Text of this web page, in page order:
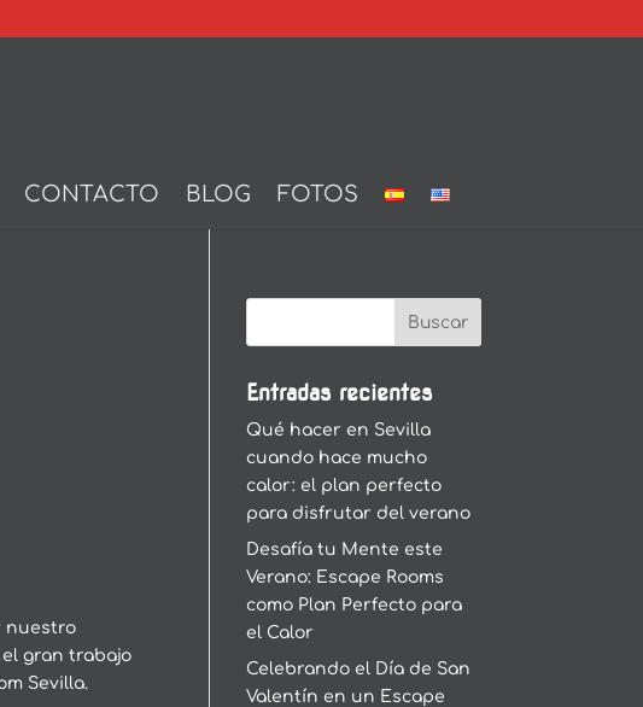
CONTACTO BLOG FOTOS
nuestro
el gran trabajo
Sevilla.
Entradas recientes
Qué hacer en Sevilla
cuando hace mucho
calor: el plan perfecto
para disfrutar del verano
Desafía tu Mente este
Verano: Escape Rooms
como Plan Perfecto para
el Calor
Celebrando el Día de San
Valentín en un Escape